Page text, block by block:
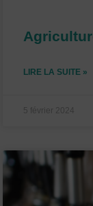
LIRE LA SUITE »
5 février 2024